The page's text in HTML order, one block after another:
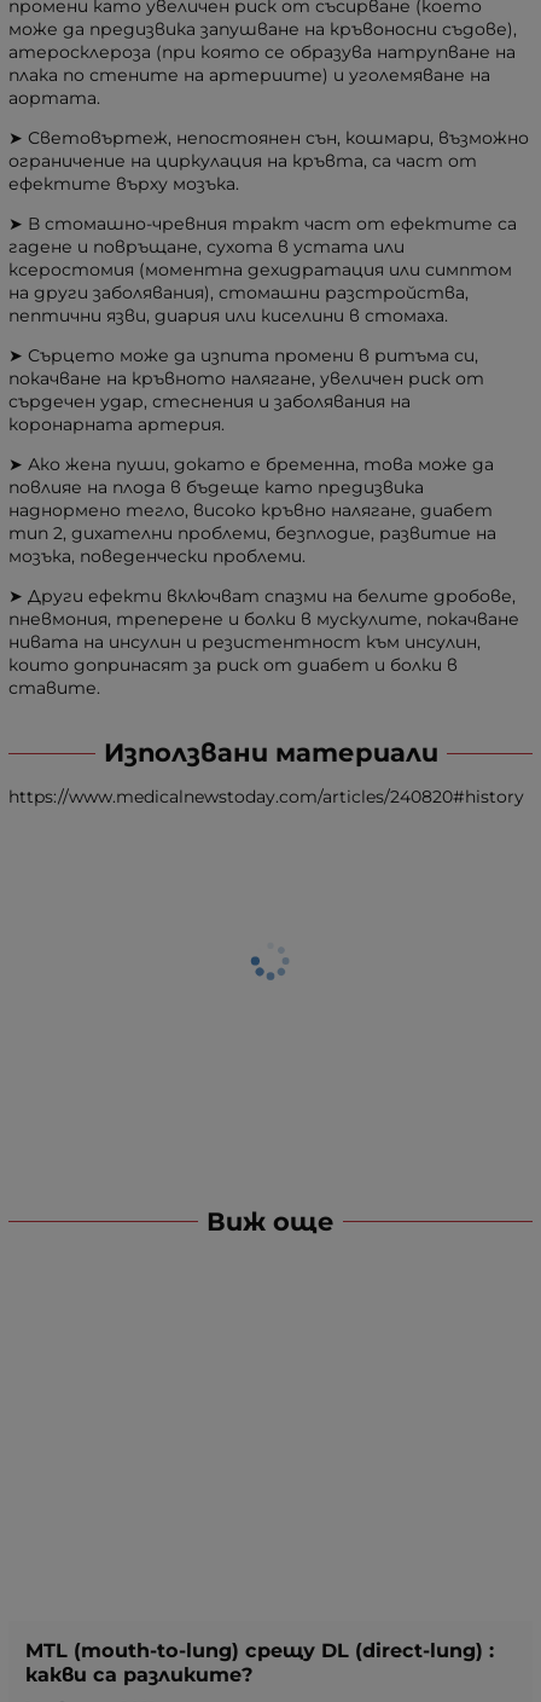
промени като увеличен риск от съсирване (което
може да предизвика запушване на кръвоносни съдове),
атеросклероза (при която се образува натрупване на
плака по стените на артериите) и уголемяване на
аортата.
➤ Световъртеж, непостоянен сън, кошмари, възможно
ограничение на циркулация на кръвта, са част от
ефектите върху мозъка.
➤ В стомашно-чревния тракт част от ефектите са
гадене и повръщане, сухота в устата или
ксеростомия (моментна дехидратация или симптом
на други заболявания), стомашни разстройства,
пептични язви, диария или киселини в стомаха.
➤ Сърцето може да изпита промени в ритъма си,
покачване на кръвното налягане, увеличен риск от
сърдечен удар, стеснения и заболявания на
коронарната артерия.
➤ Ако жена пуши, докато е бременна, това може да
повлияе на плода в бъдеще като предизвика
наднормено тегло, високо кръвно налягане, диабет
тип 2, дихателни проблеми, безплодие, развитие на
мозъка, поведенчески проблеми.
➤ Други ефекти включват спазми на белите дробове,
пневмония, треперене и болки в мускулите, покачване
нивата на инсулин и резистентност към инсулин,
които допринасят за риск от диабет и болки в
ставите.
Използвани материали
https://www.medicalnewstoday.com/articles/240820#history
Виж още
MTL (mouth-to-lung) срещу DL (direct-lung) :
какви са разликите?